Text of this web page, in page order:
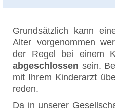
Grundsätzlich kann
Alter vorgenommen
der Regel bei einem
abgeschlossen sein.
mit Ihrem Kinderarzt
reden.
Da in unserer